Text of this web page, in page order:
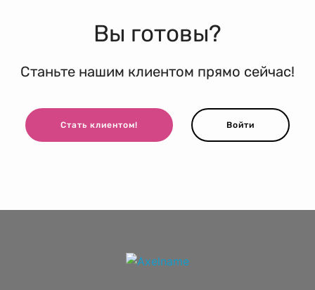
Вы готовы?
Станьте нашим клиентом прямо сейчас!
Стать клиентом! Войти